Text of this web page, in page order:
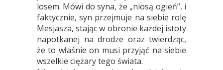
losem. Mówi do syna, że „niosą ogień”, i
faktycznie, syn przejmuje na siebie rolę
Mesjasza, stając w obronie każdej istoty
napotkanej na drodze oraz twierdząc,
że to właśnie on musi przyjąć na siebie
wszelkie ciężary tego świata.